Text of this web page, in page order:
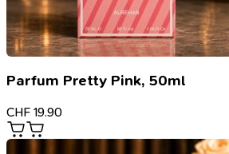
Parfum Pretty Pink, 50ml
CHF 19.90